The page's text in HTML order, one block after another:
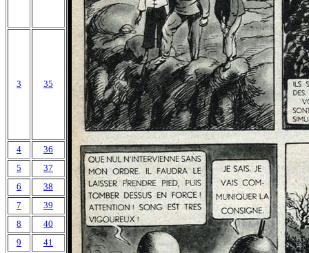
3 35
4
36
5
37
6
38
7
39
8
40
9
41